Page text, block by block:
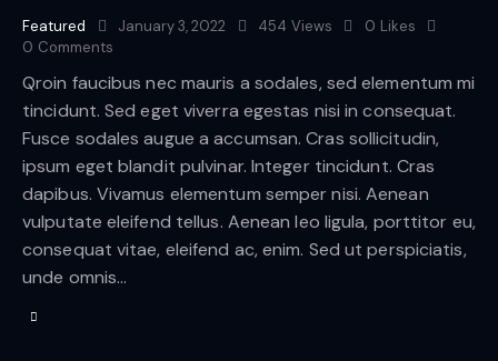
Featured January 3, 2022 454 Views 0 Likes
0 Comments
Qroin faucibus nec mauris a sodales, sed elementum mi
tincidunt. Sed eget viverra egestas nisi in consequat.
Fusce sodales augue a accumsan. Cras sollicitudin,
ipsum eget blandit pulvinar. Integer tincidunt. Cras
dapibus. Vivamus elementum semper nisi. Aenean
vulputate eleifend tellus. Aenean leo ligula, porttitor eu,
consequat vitae, eleifend ac, enim. Sed ut perspiciatis,
unde omnis…